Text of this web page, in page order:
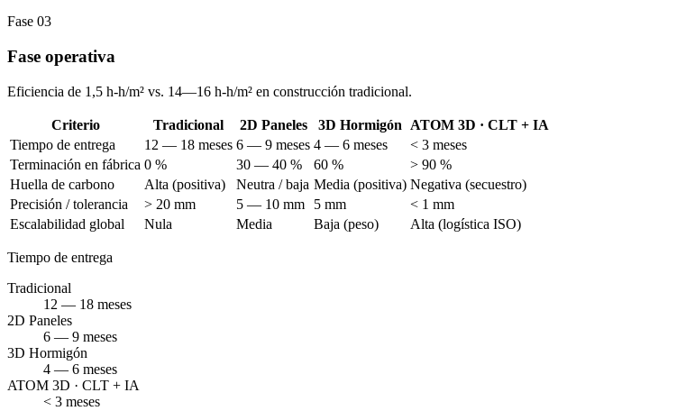
Fase 03
Fase operativa
Eficiencia de 1,5 h-h/m² vs. 14—16 h-h/m² en construcción tradicional.
Criterio Tradicional 2D Paneles 3D Hormigón
ATOM 3D · CLT + IA
Tiempo de entrega
12 — 18 meses 6 — 9 meses 4 — 6 meses
< 3 meses
Terminación en fábrica 0 % 30 — 40 % 60 %
> 90 %
Huella de carbono
Alta (positiva) Neutra / baja Media (positiva) Negativa (secuestro)
Precisión / tolerancia
> 20 mm 5 — 10 mm 5 mm
< 1 mm
Escalabilidad global
Nula Media Baja (peso) Alta (logística ISO)
Tiempo de entrega
Tradicional
12 — 18 meses
2D Paneles
6 — 9 meses
3D Hormigón
4 — 6 meses
ATOM 3D · CLT + IA
< 3 meses